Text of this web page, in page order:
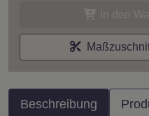
Beschreibung